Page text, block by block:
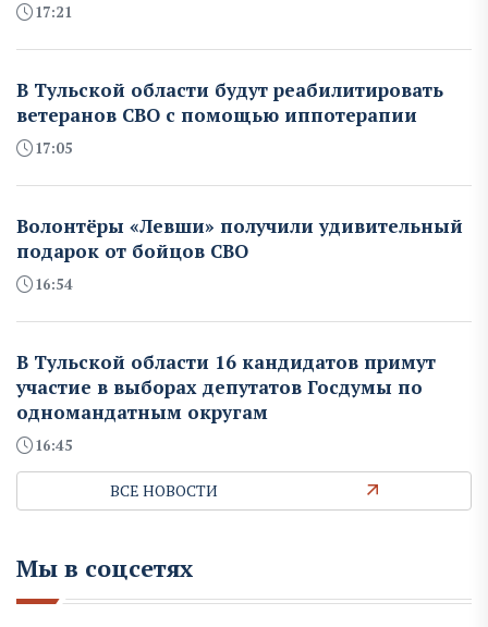
17:21
В Тульской области будут реабилитировать
ветеранов СВО с помощью иппотерапии
17:05
Волонтёры «Левши» получили удивительный
подарок от бойцов СВО
16:54
В Тульской области 16 кандидатов примут
участие в выборах депутатов Госдумы по
одномандатным округам
16:45
ВСЕ НОВОСТИ
Мы в соцсетях